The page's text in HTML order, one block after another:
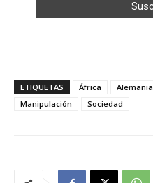
ETIQUETAS África Alemania
Manipulación
Sociedad